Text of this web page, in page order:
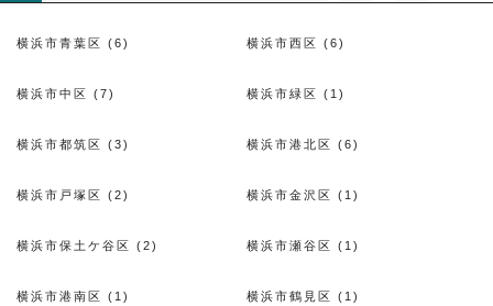
横浜市青葉区 (6) 横浜市西区 (6)
横浜市中区 (7) 横浜市緑区 (1)
横浜市都筑区 (3) 横浜市港北区 (6)
横浜市戸塚区 (2) 横浜市金沢区 (1)
横浜市保土ケ谷区 (2) 横浜市瀬谷区 (1)
横浜市港南区 (1) 横浜市鶴見区 (1)